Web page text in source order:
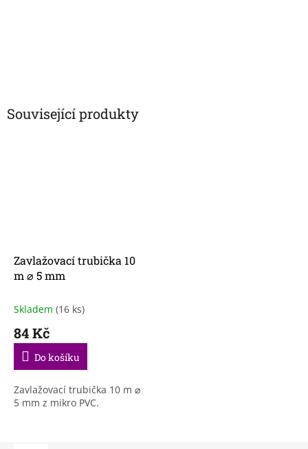
Související produkty
Zavlažovací trubička 10
m ⌀ 5 mm
Skladem (16 ks)
84 Kč
Do košíku
Zavlažovací trubička 10 m ⌀
5 mm z mikro PVC.